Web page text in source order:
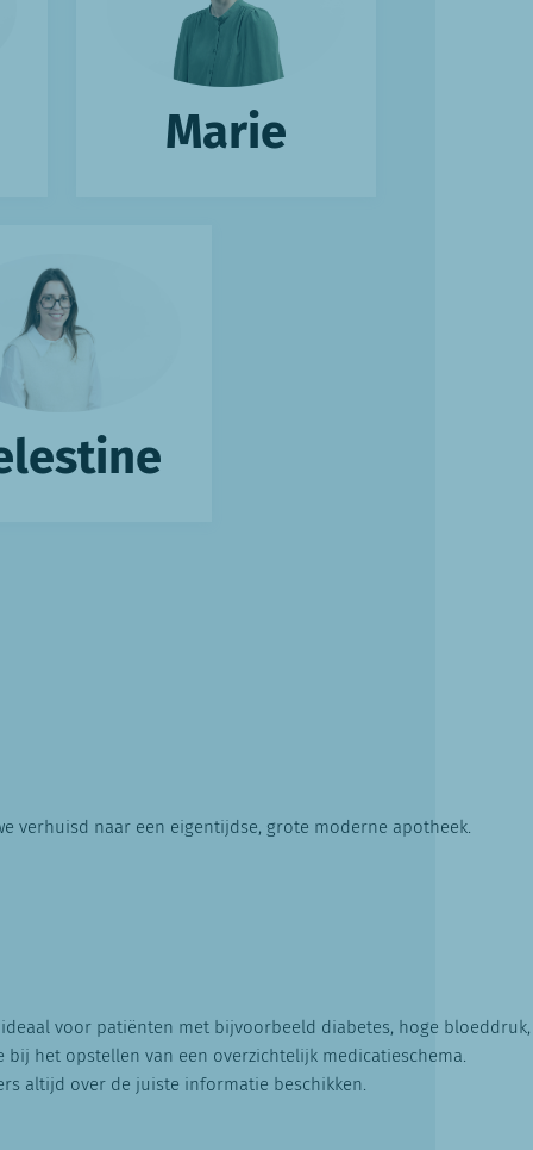
Marie
verhuisd naar een eigentijdse, grote moderne apotheek.
voor patiënten met bijvoorbeeld diabetes, hoge bloeddruk,
het opstellen van een overzichtelijk medicatieschema.
altijd over de juiste informatie beschikken.